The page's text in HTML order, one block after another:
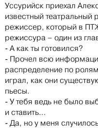
Уссурийск приехал
известный
режиссер, который в
режиссура – один из
- А как ты готовился?
- Прочел всю
распределение по
играл, как они
пьесы.
- У тебя ведь не было
и ставить…
- Да, но у меня